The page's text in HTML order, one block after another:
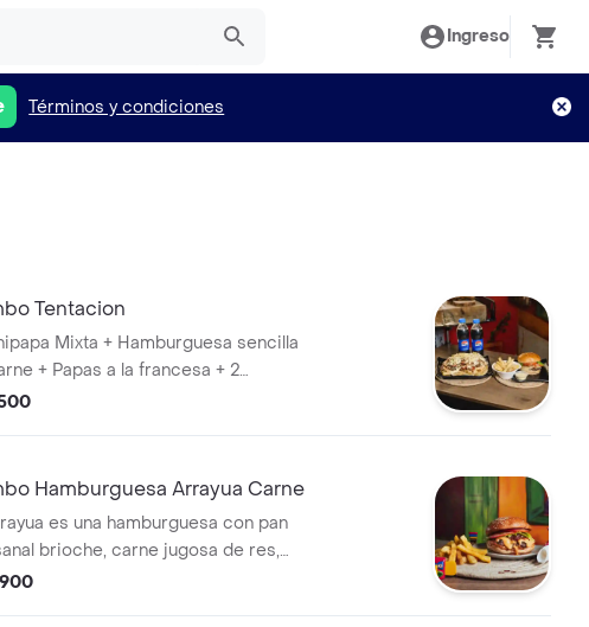
Ingreso
Términos y condiciones
Tentacion
Mixta + Hamburguesa sencilla
+ Papas a la francesa + 2
400ml. Ideal para 2 personas.
Hamburguesa Arrayua Carne
es una hamburguesa con pan
brioche, carne jugosa de res,
cheddar derretido, tocineta crispy